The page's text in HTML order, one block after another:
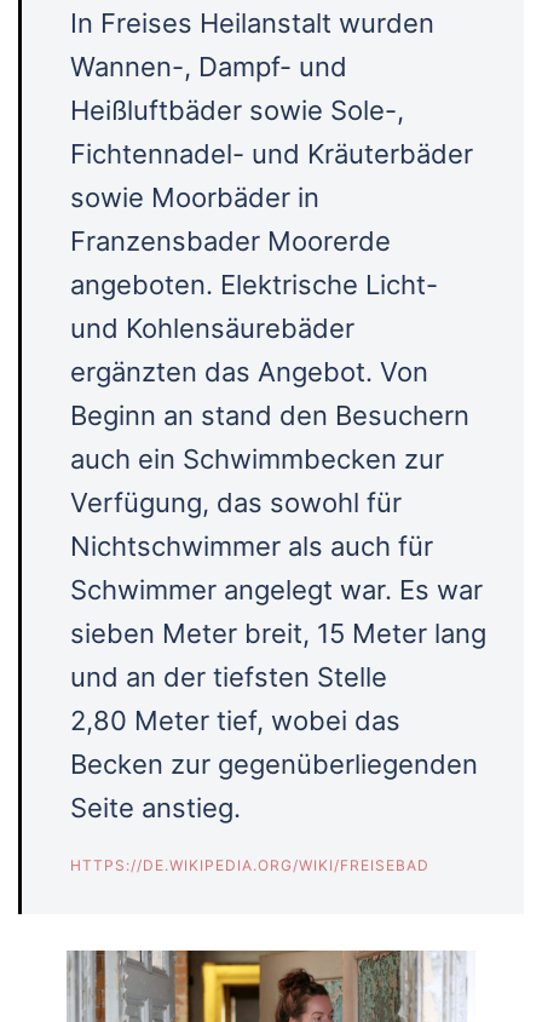
In Freises Heilanstalt wurden
Wannen-, Dampf- und
Heißluftbäder sowie Sole-,
Fichtennadel- und Kräuterbäder
sowie Moorbäder in
Franzensbader Moorerde
angeboten. Elektrische Licht-
und Kohlensäurebäder
ergänzten das Angebot. Von
Beginn an stand den Besuchern
auch ein Schwimmbecken zur
Verfügung, das sowohl für
Nichtschwimmer als auch für
Schwimmer angelegt war. Es war
sieben Meter breit, 15 Meter lang
und an der tiefsten Stelle
2,80 Meter tief, wobei das
Becken zur gegenüberliegenden
Seite anstieg.
HTTPS://DE.WIKIPEDIA.ORG/WIKI/FREISEBAD